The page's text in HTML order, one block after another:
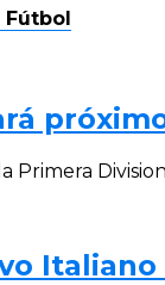
Fútbol
Primera
Italiano